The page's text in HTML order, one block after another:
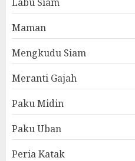
Maman
Mengkudu Siam
Meranti Gajah
Paku Midin
Paku Uban
Peria Katak